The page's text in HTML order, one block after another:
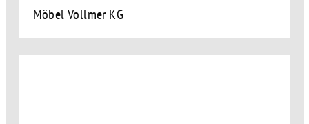
Möbel Vollmer KG